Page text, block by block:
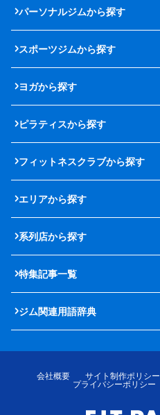
パーソナルジムから探す
スポーツジムから探す
ヨガから探す
ピラティスから探す
フィットネスクラブから探す
エリアから探す
系列店から探す
特集記事一覧
ジム関連用語辞典
会社概要 サイト制作ポリシー
プライバシーポリシー